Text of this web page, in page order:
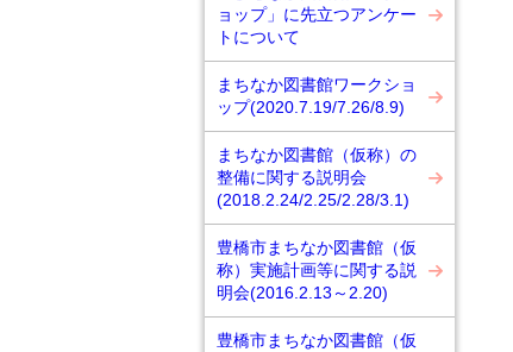
ョップ」に先立つアンケー
トについて
まちなか図書館ワークショ
ップ(2020.7.19/7.26/8.9)
まちなか図書館（仮称）の
整備に関する説明会
(2018.2.24/2.25/2.28/3.1)
豊橋市まちなか図書館（仮
称）実施計画等に関する説
明会(2016.2.13～2.20)
豊橋市まちなか図書館（仮